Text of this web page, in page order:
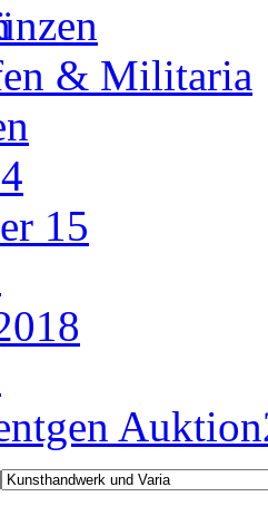
& Militaria
15